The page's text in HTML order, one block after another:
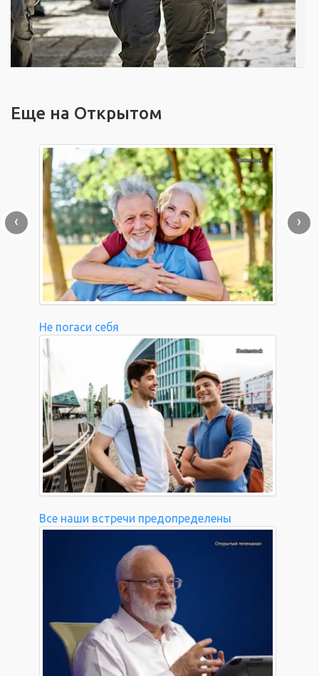
Еще на Открытом
Не погаси себя
Все наши встречи предопределены
‹ ›